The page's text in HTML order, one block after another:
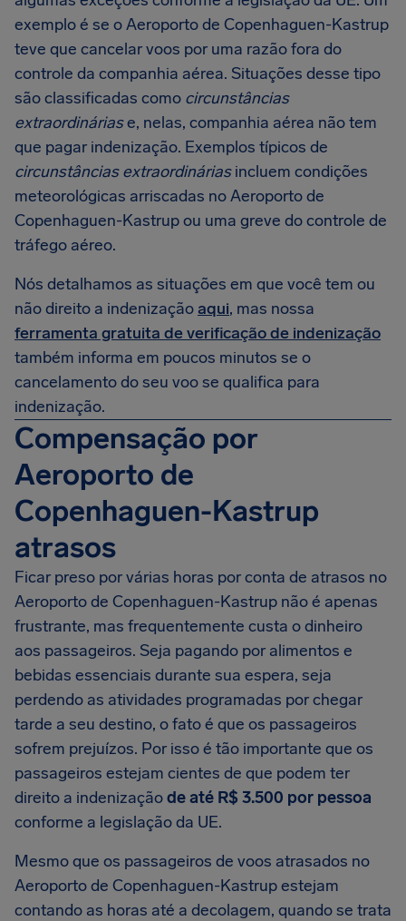
exemplo é se o Aeroporto de Copenhaguen-Kastrup
teve que cancelar voos por uma razão fora do
controle da companhia aérea. Situações desse tipo
são classificadas como circunstâncias
extraordináriase, nelas, companhia aérea não tem
que pagar indenização. Exemplos típicos de
circunstâncias extraordináriasincluem condições
meteorológicas arriscadas no Aeroporto de
Copenhaguen-Kastrup ou uma greve do controle de
tráfego aéreo.
Nós detalhamos as situações em que você tem ou
não direito a indenizaçãoaqui, mas nossa
ferramenta gratuita de verificação de indenização
também informa em poucos minutos se o
cancelamento do seu voo se qualifica para
indenização.
Compensação por
Aeroporto de
Copenhaguen-Kastrup
atrasos
Ficar preso por várias horas por conta de atrasos no
Aeroporto de Copenhaguen-Kastrup não é apenas
frustrante, mas frequentemente custa o dinheiro
aos passageiros. Seja pagando por alimentos e
bebidas essenciais durante sua espera, seja
perdendo as atividades programadas por chegar
tarde a seu destino, o fato é que os passageiros
sofrem prejuízos. Por isso é tão importante que os
passageiros estejam cientes de que podem ter
direito a indenizaçãode até R$ 3.500 por pessoa
conforme a legislação da UE.
Mesmo que os passageiros de voos atrasados no
Aeroporto de Copenhaguen-Kastrup estejam
contando as horas até a decolagem, quando se trata